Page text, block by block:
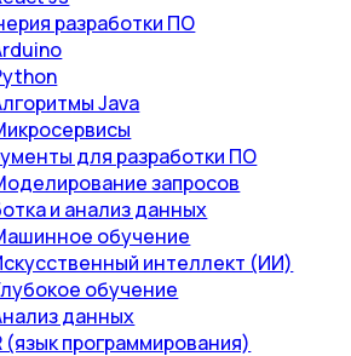
разработки ПО
Java
для разработки ПО
запросов
и анализ данных
обучение
интеллект (ИИ)
обучение
данных
(язык программирования)